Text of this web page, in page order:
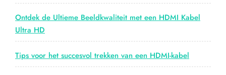
Ontdek de Ultieme Beeldkwaliteit met een HDMI Kabel
Ultra HD
Tips voor het succesvol trekken van een HDMI-kabel